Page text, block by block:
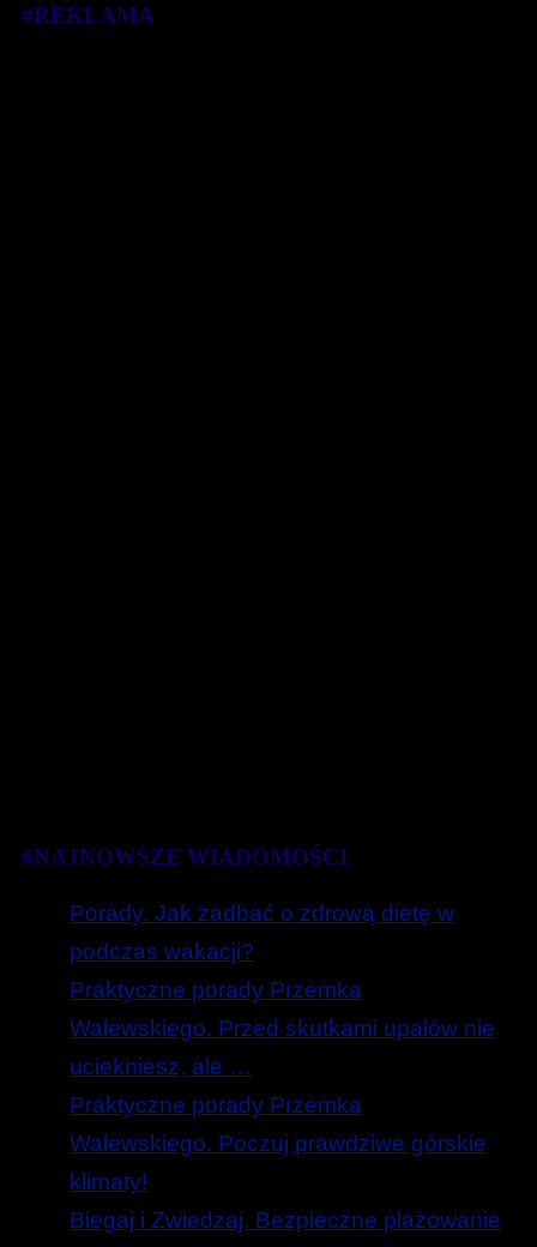
#REKLAMA
#NAJNOWSZE WIADOMOŚCI
Porady. Jak zadbać o zdrową dietę w
podczas wakacji?
Praktyczne porady Przemka
Walewskiego. Przed skutkami upałów nie
uciekniesz, ale …
Praktyczne porady Przemka
Walewskiego. Poczuj prawdziwe górskie
klimaty!
Biegaj i Zwiedzaj. Bezpieczne plażowanie